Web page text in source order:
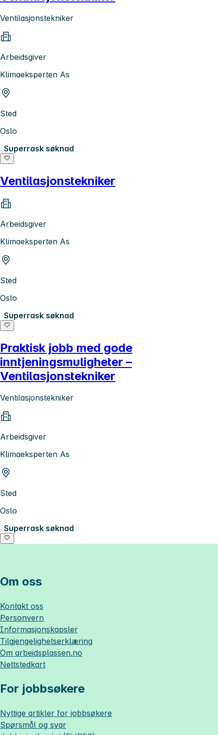
Ventilasjonstekniker
Arbeidsgiver
Klimaeksperten As
Sted
Oslo
Superrask søknad
Ventilasjonstekniker
Arbeidsgiver
Klimaeksperten As
Sted
Oslo
Superrask søknad
Praktisk jobb med gode
inntjeningsmuligheter –
Ventilasjonstekniker
Ventilasjonstekniker
Arbeidsgiver
Klimaeksperten As
Sted
Oslo
Superrask søknad
Om oss
Kontakt oss
Personvern
Informasjonskapsler
Tilgjengelighetserklæring
Om arbeidsplassen.no
Nettstedkart
For jobbsøkere
Nyttige artikler for jobbsøkere
Spørsmål og svar